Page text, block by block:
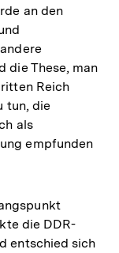
an den
die These, man
Reich
tun, die
als
empfunden
die DDR-
entschied sich